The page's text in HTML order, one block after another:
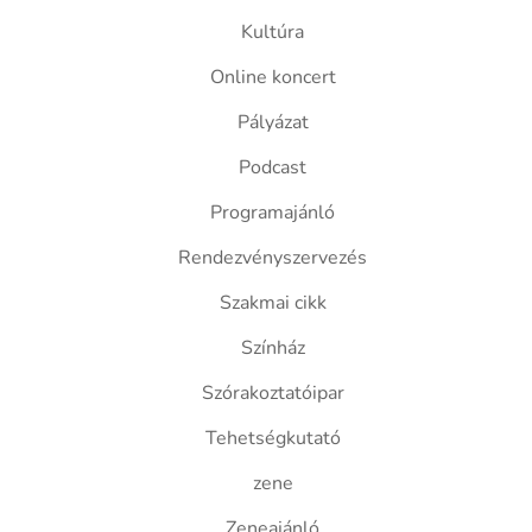
Kultúra
Online koncert
Pályázat
Podcast
Programajánló
Rendezvényszervezés
Szakmai cikk
Színház
Szórakoztatóipar
Tehetségkutató
zene